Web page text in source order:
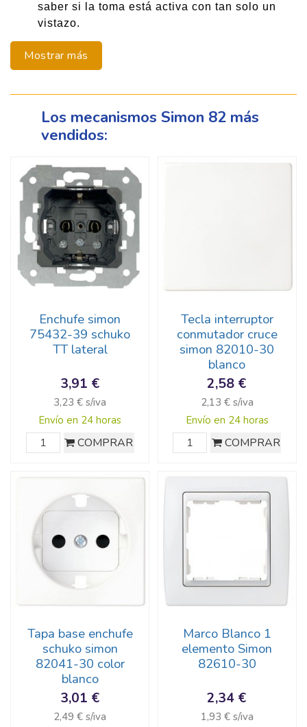
saber si la toma está activa con tan solo un
vistazo.
Los mecanismos Simon 82 más
vendidos:
Enchufe simon
75432-39 schuko
TT lateral
3,91 €
3,23 € s/iva
Envío en 24 horas
COMPRAR
Tecla interruptor
conmutador cruce
simon 82010-30
blanco
2,58 €
2,13 € s/iva
Envío en 24 horas
COMPRAR
Tapa base enchufe
schuko simon
82041-30 color
blanco
3,01 €
2,49 € s/iva
Marco Blanco 1
elemento Simon
82610-30
2,34 €
1,93 € s/iva